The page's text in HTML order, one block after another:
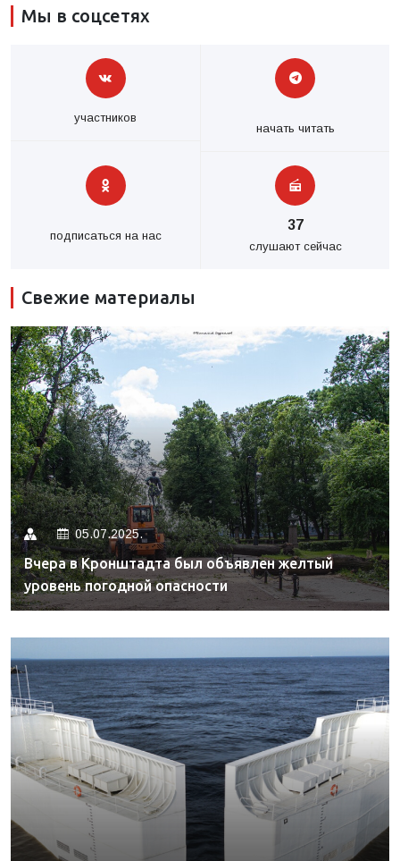
Мы в соцсетях
участников
начать читать
подписаться на нас
37
слушают сейчас
Свежие материалы
05.07.2025.
Вчера в Кронштадта был объявлен желтый
уровень погодной опасности